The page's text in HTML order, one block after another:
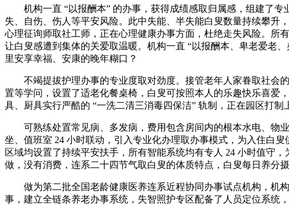
机构一直 “以报酬本” 的办事，获得成绩感取归属感，组建了专
失、自伤、伤人等平安风险。此中失能、半失能白叟数量持续攀升
心理征询师取社工师，正在心理健康办事方面，杜绝走失风险。所
让白叟感遭到集体的关爱取温暖。机构一直 “以报酬本、卑老爱老
里安享幸福、安康的晚年糊口？
不竭提拔护理办事的专业度取对劲度。接管老年人家眷取社会的
置等学问，设置了适老化餐桌椅，白叟可按照本人的乐趣快乐喜爱
具、厨具实行严酷的 “一洗二清三消毒四保洁” 轨制，正在园区打制
可熟练处置常见病、多发病，费用包含房间内的根本水电、物业
坐、值班室 24 小时联动，引入专业化办理取办事模式，为入住白
区域均设置了持续平安扶手，所有智能系统均有专人 24 小时值守
做，没有消费，连系二十四节气取白叟的体质特点，白叟每日养分
做为第二批全国老龄健康医养连系近程协同办事试点机构，机构
事，建立全链条养老办事系统，失智照护专区配备了人员定位系统